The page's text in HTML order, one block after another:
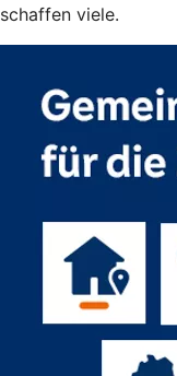
schaffen viele.